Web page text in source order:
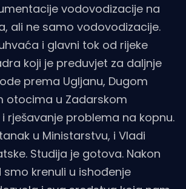
vodovodizacije na
ali ne samo vodovodizacije.
i glavni tok od rijeke
koji je preduvjet za daljnje
prema Ugljanu, Dugom
otocima u Zadarskom
rješavanje problema na kopnu.
u Ministarstvu, i Vladi
Studija je gotova. Nakon
krenuli u ishođenje